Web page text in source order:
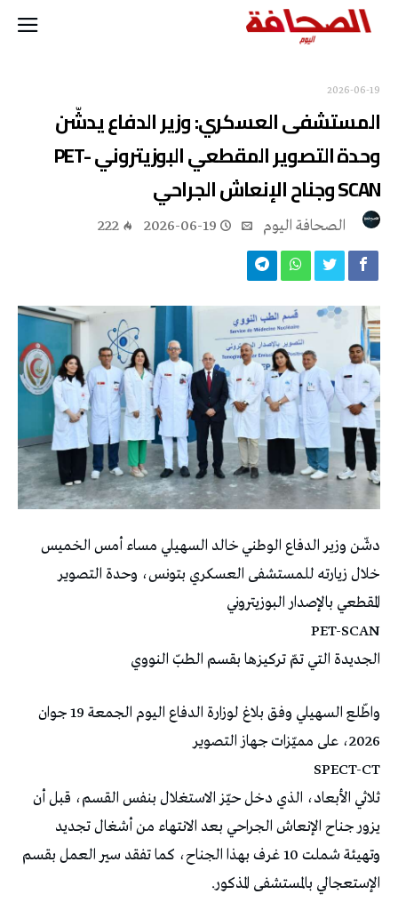
2026-06-19
المستشفى العسكري: وزير الدفاع يدشّن
وحدة التصوير المقطعي البوزيتروني PET-
SCAN وجناح الإنعاش الجراحي
2026-06-19
222
دشّن وزير الدفاع الوطني خالد السهيلي مساء أمس الخميس
خلال زيارته للمستشفى العسكري بتونس، وحدة التصوير
المقطعي بالإصدار البوزيتروني
PET-SCAN
الجديدة التي تمّ تركيزها بقسم الطبّ النووي
واطّلع السهيلي وفق بلاغ لوزارة الدفاع اليوم الجمعة 19 جوان
2026، على مميّزات جهاز التصوير
SPECT-CT
ثلاثي الأبعاد، الذي دخل حيّز الاستغلال بنفس القسم، قبل أن
يزور جناح الإنعاش الجراحي بعد الانتهاء من أشغال تجديد
وتهيئة شملت 10 غرف بهذا الجناح، كما تفقد سير العمل بقسم
الإستعجالي بالمستشفى المذكور.